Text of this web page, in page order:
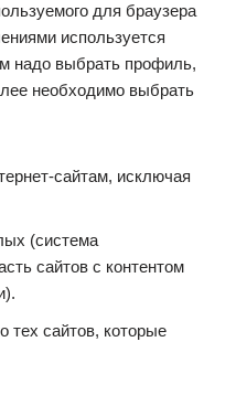
для браузера
используется
надо выбрать профиль,
необходимо выбрать
сайтам, исключая
(система
сайтов с контентом
тех сайтов, которые